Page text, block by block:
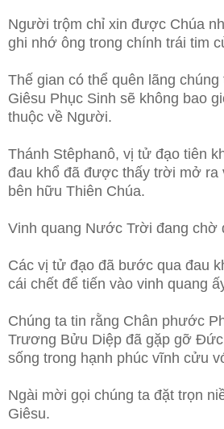
Người trộm chỉ xin được Chúa
ghi nhớ ông trong chính trái tim
Thế gian có thể quên lãng
Giêsu Phục Sinh sẽ không bao
thuộc về Người.
Thánh Stêphanô, vị tử đạo tiên
đau khổ đã được thấy trời mở
bên hữu Thiên Chúa.
Vinh quang Nước Trời đang chờ
Các vị tử đạo đã bước qua đau
cái chết để tiến vào vinh quang
Chúng ta tin rằng Chân phước
Trương Bửu Diệp đã gặp gỡ
sống trong hạnh phúc vĩnh cửu
Ngài mời gọi chúng ta đặt trọn
Giêsu.